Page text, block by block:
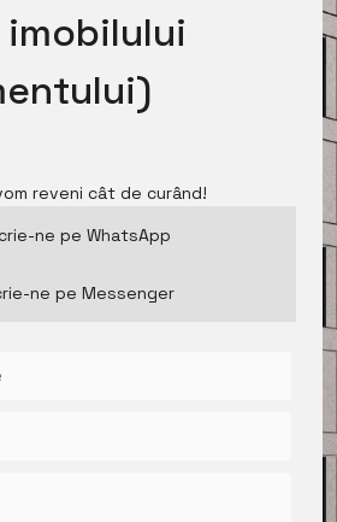
reveni cât de curând!
ne pe WhatsApp
ne pe Messenger